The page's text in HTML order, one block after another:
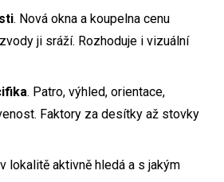
. Nová okna a koupelna cenu
ji sráží. Rozhoduje i vizuální
. Patro, výhled, orientace,
Faktory za desítky až stovky
lokalitě aktivně hledá a s jakým